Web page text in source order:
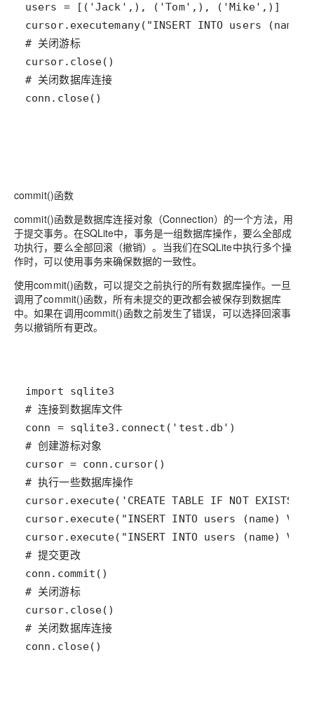
users = [( 'Jack' ,), ( 'Tom' ,), ( 'Mike'
cursor. executemany( "INSERT INTO users (name)
# 关闭游标
cursor. close
# 关闭数据库连接
conn . close()
commit()函数
commit()函数是数据库连接对象（Connection）的一个方法，用
于提交事务。在SQLite中，事务是一组数据库操作，要么全部成
功执行，要么全部回滚（撤销）。当我们在SQLite中执行多个操
作时，可以使用事务来确保数据的一致性。
使用commit()函数，可以提交之前执行的所有数据库操作。一旦
调用了commit()函数，所有未提交的更改都会被保存到数据库
中。如果在调用commit()函数之前发生了错误，可以选择回滚事
务以撤销所有更改。
import
sqlite3
# 连接到数据库文件
conn
= sqlite3 . connect ( 'test.db'
# 创建游标对象
cursor = conn . cursor
# 执行一些数据库操作
cursor. execute( 'CREATE TABLE IF NOT EXISTS
cursor. execute( "INSERT INTO users (name)
cursor. execute( "INSERT INTO users (name)
# 提交更改
conn . commit
# 关闭游标
cursor. close
# 关闭数据库连接
conn . close()